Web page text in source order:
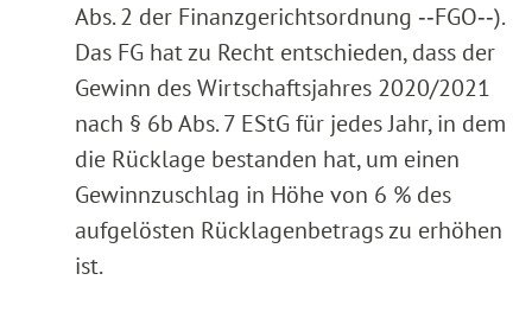
Abs. 2 der Finanzgerichtsordnung ‑‑FGO‑‑).
Das FG hat zu Recht entschieden, dass der
Gewinn des Wirtschaftsjahres 2020/2021
nach § 6b Abs. 7 EStG für jedes Jahr, in dem
die Rücklage bestanden hat, um einen
Gewinnzuschlag in Höhe von 6 % des
aufgelösten Rücklagenbetrags zu erhöhen
ist.